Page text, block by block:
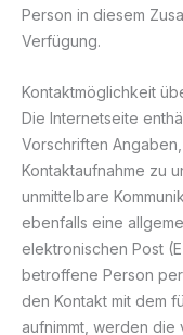
Person in diesem
Verfügung.
Kontaktmöglichkeit
Die Internetseite
Vorschriften
Kontaktaufnahme zu
unmittelbare
ebenfalls eine
elektronischen Post
betroffene Person
den Kontakt mit dem
aufnimmt, werden